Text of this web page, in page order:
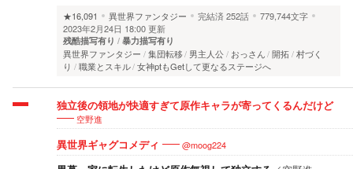
★16,091
異世界ファンタジー 完結済252話
779,744文字
2023年2月24日 18:00 更新
残酷描写有り 暴力描写有り
異世界ファンタジー 集団転移 男主人公 おっさん 開拓 村づく
り
職業とスキル 女神ptもGetして更なるステージへ
独立後の領地が快適すぎて原作キャラが寄ってくるんだけど
空野進
異世界ギャグコメディ @moog224